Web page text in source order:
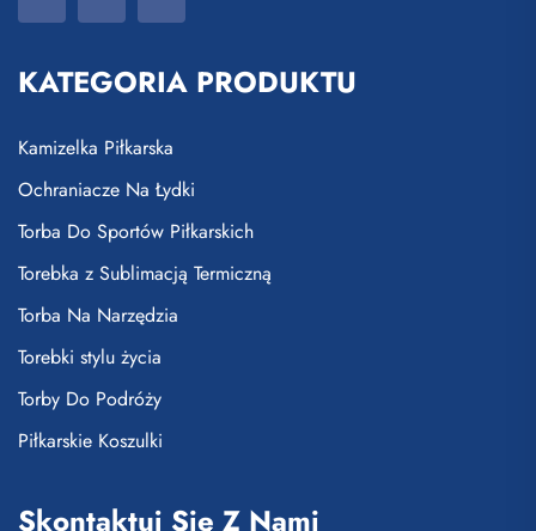
KATEGORIA PRODUKTU
Kamizelka Piłkarska
Ochraniacze Na Łydki
Torba Do Sportów Piłkarskich
Torebka z Sublimacją Termiczną
Torba Na Narzędzia
Torebki stylu życia
Torby Do Podróży
Piłkarskie Koszulki
Skontaktuj Się Z Nami